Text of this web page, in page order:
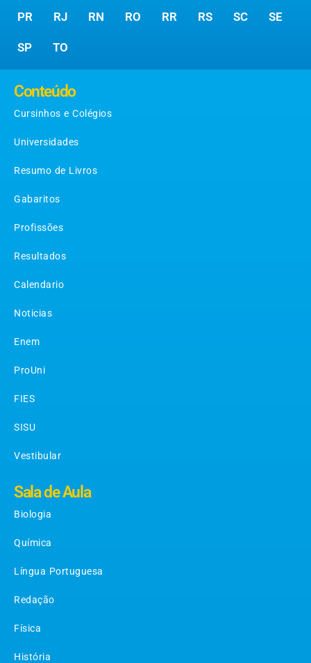
PR RJ RN RO RR RS SC SE
SP TO
Conteúdo
Cursinhos e Colégios
Universidades
Resumo de Livros
Gabaritos
Profissões
Resultados
Calendario
Noticias
Enem
ProUni
FIES
SISU
Vestibular
Sala de Aula
Biologia
Química
Língua Portuguesa
Redação
Física
História